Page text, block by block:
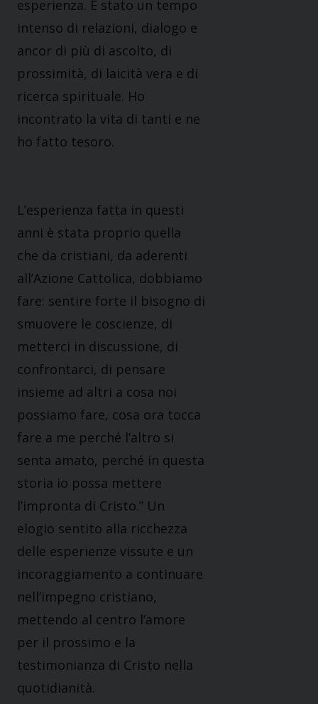
esperienza. È stato un tempo
intenso di relazioni, dialogo e
ancor di più di ascolto, di
prossimità, di laicità vera e di
ricerca spirituale. Ho
incontrato la vita di tanti e ne
ho fatto tesoro.
L’esperienza fatta in questi
anni è stata proprio quella
che da cristiani, da aderenti
all’Azione Cattolica, dobbiamo
fare: sentire forte il bisogno di
smuovere le coscienze, di
metterci in discussione, di
confrontarci, di pensare
insieme ad altri a cosa noi
possiamo fare, cosa ora tocca
fare a me perché l’altro si
senta amato, perché in questa
storia io possa mettere
l’impronta di Cristo.” Un
elogio sentito alla ricchezza
delle esperienze vissute e un
incoraggiamento a continuare
nell’impegno cristiano,
mettendo al centro l’amore
per il prossimo e la
testimonianza di Cristo nella
quotidianità.